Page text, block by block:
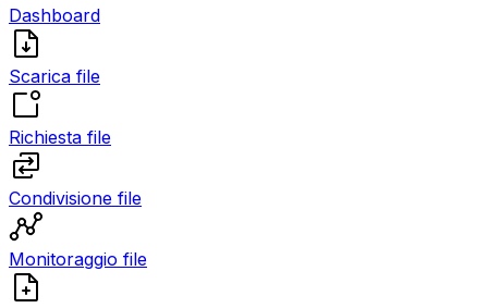
Dashboard
Scarica file
Richiesta file
Condivisione file
Monitoraggio file